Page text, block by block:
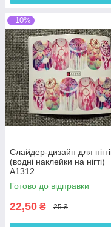
–10%
Слайдер-дизайн для
(водні наклейки на нігті)
A1312
Готово до відправки
22,50 ₴ 25 ₴